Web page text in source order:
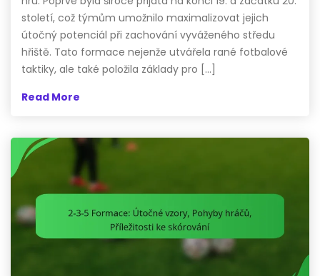
století, což týmům umožnilo maximalizovat jejich
útočný potenciál při zachování vyváženého středu
hřiště. Tato formace nejenže utvářela rané fotbalové
taktiky, ale také položila základy pro […]
Read More